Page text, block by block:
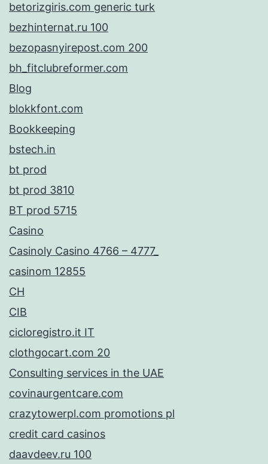
betorizgiris.com generic turk
bezhinternat.ru 100
bezopasnyirepost.com 200
bh_fitclubreformer.com
Blog
blokkfont.com
Bookkeeping
bstech.in
bt prod
bt prod 3810
BT prod 5715
Casino
Casinoly Casino 4766 – 4777_
casinom 12855
CH
CIB
cicloregistro.it IT
clothgocart.com 20
Consulting services in the UAE
covinaurgentcare.com
crazytowerpl.com promotions pl
credit card casinos
daavdeev.ru 100